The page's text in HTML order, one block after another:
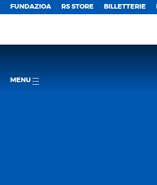
FUNDAZIOA RS STORE BILLETTERIE
MENU